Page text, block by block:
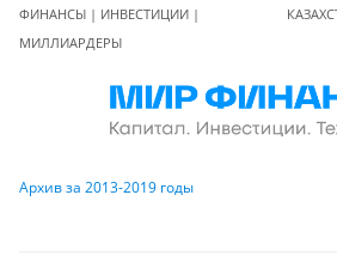
ФИНАНСЫ | ИНВЕСТИЦИИ |
МИЛЛИАРДЕРЫ
Архив за 2013-2019 годы